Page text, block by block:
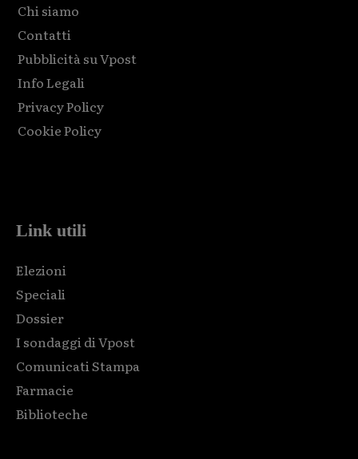
Chi siamo
Contatti
Pubblicità su Vpost
Info Legali
Privacy Policy
Cookie Policy
Link utili
Elezioni
Speciali
Dossier
I sondaggi di Vpost
Comunicati Stampa
Farmacie
Biblioteche